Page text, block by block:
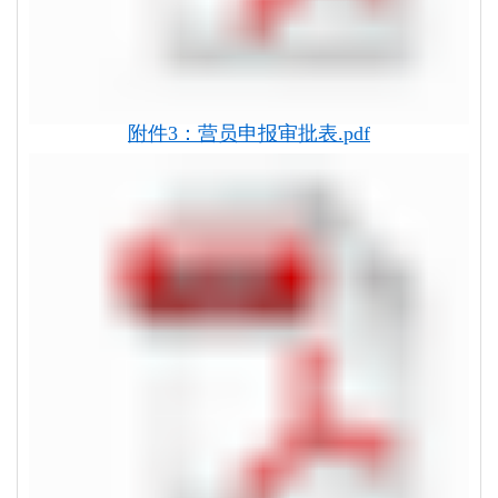
附件3：营员申报审批表.pdf